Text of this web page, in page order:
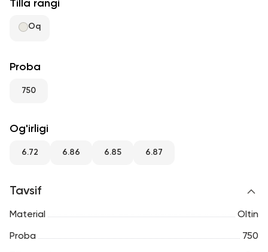
+998 71 205 22 22
Tilla rangi
Oq
Proba
750
Og'irligi
6.72 6.86 6.85 6.87
Tavsif
Material Oltin
Proba 750